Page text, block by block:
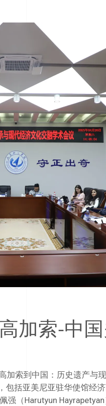
加索-中
加索到中国：历史遗产与
括亚美尼亚驻华使馆经济
强（Harutyun